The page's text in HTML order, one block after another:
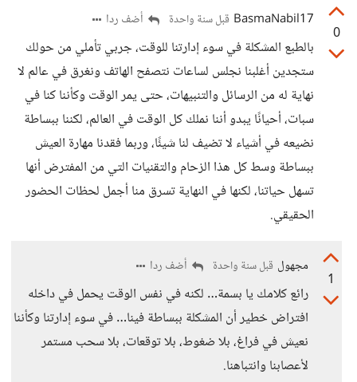
0
BasmaNabil17 قبل سنة واحدة أضف ردا
بالطبع المشكلة في سوء إدارتنا للوقت، جربي تأملي من حولك
ستجدين أغلبنا نجلس لساعات نتصفح الهاتف ونغرق في عالم لا
نهاية له من الرسائل والتنبيهات، حتى يمر الوقت وكأننا كنا في
سبات، أحيانًا يبدو أننا نملك كل الوقت في العالم، لكننا ببساطة
نضيعه في أشياء لا تضيف لنا شيئًا، وربما فقدنا مهارة العيش
ببساطة وسط كل هذا الزحام والتقنيات التي من المفترض أنها
تسهل حياتنا، لكنها في النهاية تسرق منا أجمل لحظات الحضور
الحقيقي.
1
مجهول قبل سنة واحدة أضف ردا
رائع كلامك يا بسمة… لكنه في نفس الوقت يحمل في داخله
افتراض خطير أن المشكلة ببساطة فينا… في سوء إدارتنا وكأننا
نعيش في فراغ، بلا ضغوط، بلا توقعات، بلا سحب مستمر
لأعصابنا وانتباهنا.